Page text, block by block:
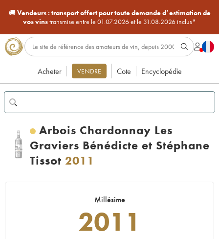
🚚Vendeurs : transport offert pour toute demande d’estimation de
vos vinstransmise entre le 01.07.2026 et le 31.08.2026 inclus*
Acheter VENDRE Cote Encyclopédie
Arbois Chardonnay Les
Graviers Bénédicte et Stéphane
Tissot 2011
Millésime
2011